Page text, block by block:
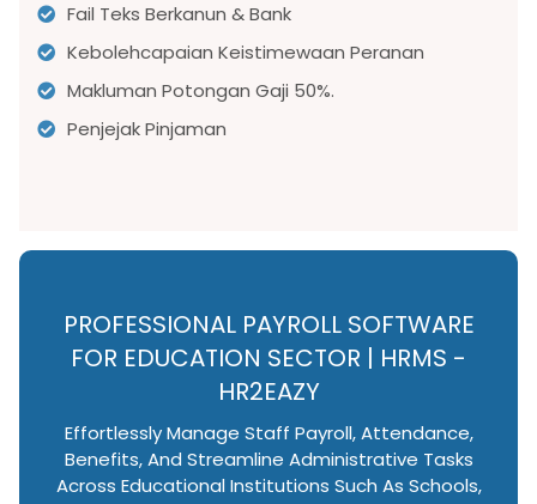
Fail Teks Berkanun & Bank
Kebolehcapaian Keistimewaan Peranan
Makluman Potongan Gaji 50%.
Penjejak Pinjaman
PROFESSIONAL PAYROLL SOFTWARE
FOR EDUCATION SECTOR | HRMS -
HR2EAZY
Effortlessly Manage Staff Payroll, Attendance,
Benefits, And Streamline Administrative Tasks
Across Educational Institutions Such As Schools,